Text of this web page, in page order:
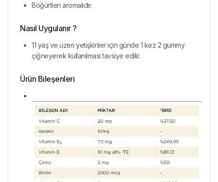
Böğürtlen aromalıdır.
Nasıl Uygulanır ?
11 yaş ve üzeri yetişkinler için günde 1 kez 2 gummy
çiğneyerek kullanılması tavsiye edilir.
Ürün Bileşenleri